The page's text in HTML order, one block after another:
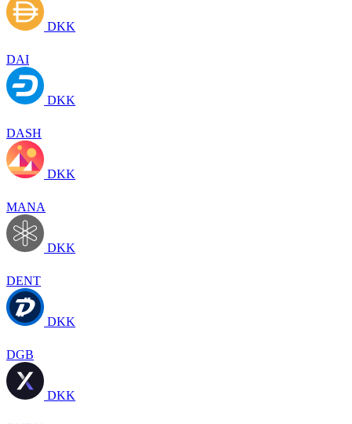
DKK
DAI
DKK
DASH
DKK
MANA
DKK
DENT
DKK
DGB
DKK